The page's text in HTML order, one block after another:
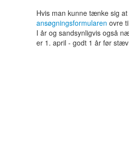
Hvis man kunne tænke sig
ansøgningsformularen ovre
I år og sandsynligvis også
er 1. april - godt 1 år før